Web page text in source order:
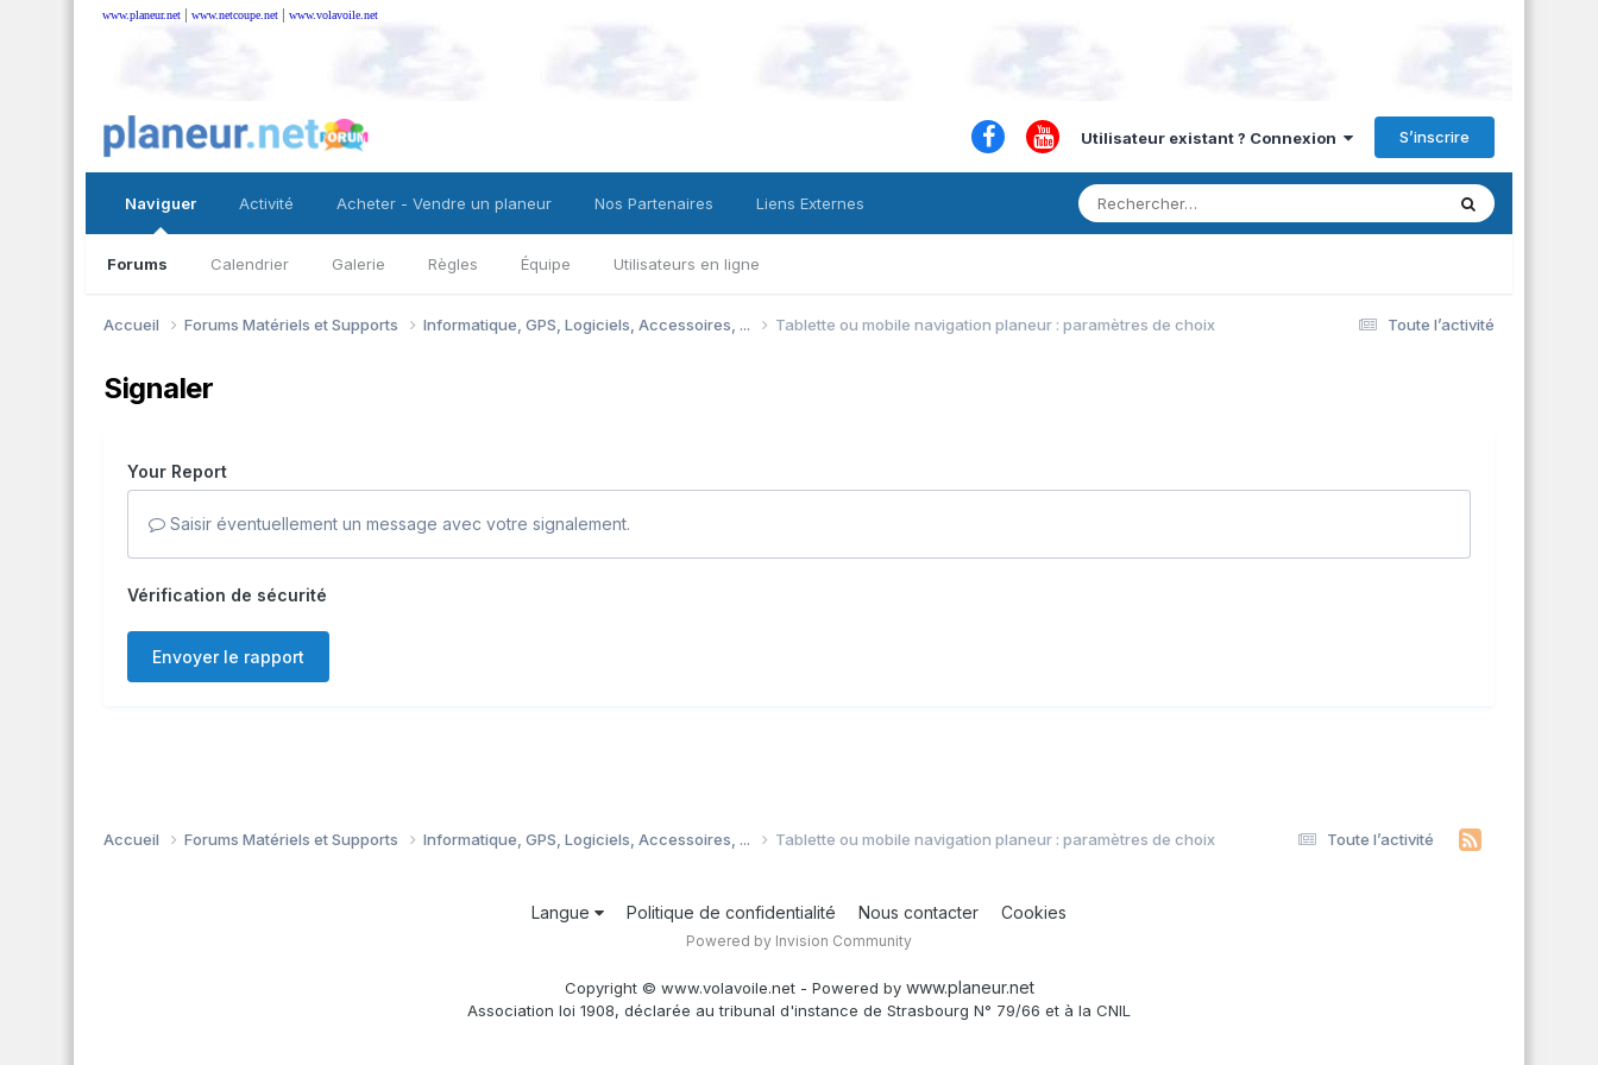
www.planeur.net | www.netcoupe.net | www.volavoile.net
Utilisateur existant ? Connexion S’inscrire
Naviguer
Forums Calendrier Galerie Règles Équipe Utilisateurs en ligne
Activité Acheter - Vendre un planeur Nos Partenaires Liens Externes
Toute l’activité
Accueil Forums Matériels et Supports Informatique, GPS, Logiciels, Accessoires, ... Tablette ou mobile navigation planeur : paramètres de choix
Signaler
Your Report
Saisir éventuellement un message avec votre signalement.
Vérification de sécurité
Envoyer le rapport
Toute l’activité
Accueil Forums Matériels et Supports Informatique, GPS, Logiciels, Accessoires, ... Tablette ou mobile navigation planeur : paramètres de choix
Langue Politique de confidentialité Nous contacter Cookies
Powered by Invision Community
Copyright © www.volavoile.net - Powered by www.planeur.net
Association loi 1908, déclarée au tribunal d'instance de Strasbourg N° 79/66 et à la CNIL